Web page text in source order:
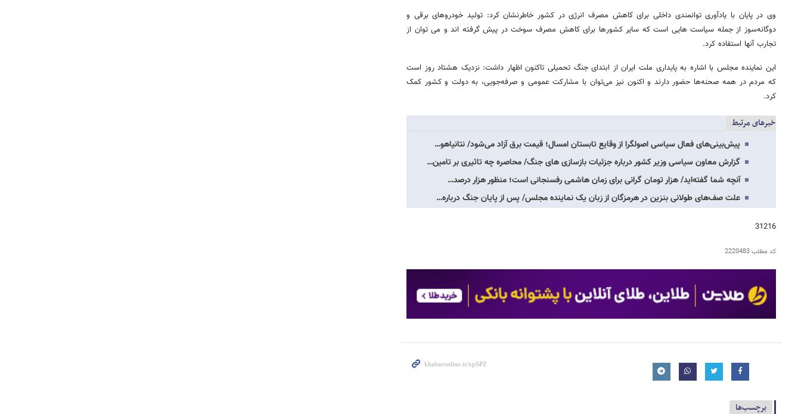
وی در پایان با یادآوری توانمندی داخلی برای کاهش مصرف انرژی در کشور خاطرنشان کرد: تولید خودروهای برقی و
دوگانه‌سوز از جمله سیاست هایی است که سایر کشورها برای کاهش مصرف سوخت در پیش گرفته اند و می توان از
تجارب آنها استفاده کرد.
این نماینده مجلس با اشاره به پایداری ملت ایران از ابتدای جنگ تحمیلی تاکنون اظهار داشت: نزدیک هشتاد روز است
که مردم در همه صحنه‌ها حضور دارند و اکنون نیز می‌توان با مشارکت عمومی و صرفه‌جویی، به دولت و کشور کمک
کرد.
خبرهای مرتبط
پیش‌بینی‌های فعال سیاسی اصولگرا از وقایع تابستان امسال؛ قیمت برق آزاد می‌شود/ نتانیاهو…
گزارش معاون سیاسی وزیر کشور درباره جزئیات بازسازی های جنگ/ محاصره چه تاثیری بر تامین…
آنچه شما گفته‌اید/ هزار تومان گرانی برای زمان هاشمی رفسنجانی است؛ منظور هزار درصد…
علت صف‌های طولانی بنزین در هرمزگان از زبان یک نماینده مجلس/ پس از پایان جنگ درباره…
31216
کد مطلب2220483
برچسب‌ها